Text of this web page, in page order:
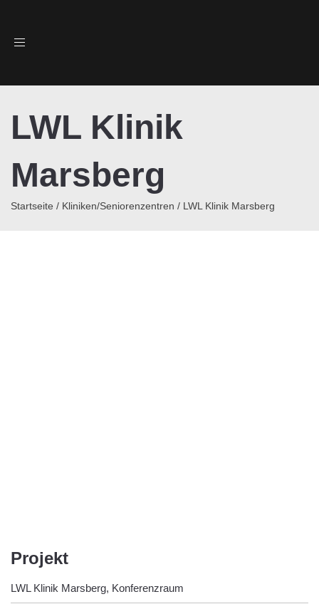
Toggle
LWL Klinik
Marsberg
Startseite / Kliniken/Seniorenzentren / LWL Klinik Marsberg
Projekt
LWL Klinik Marsberg, Konferenzraum